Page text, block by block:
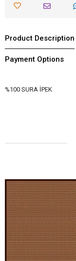
Product Description
Payment Options
%100 SURA İPEK